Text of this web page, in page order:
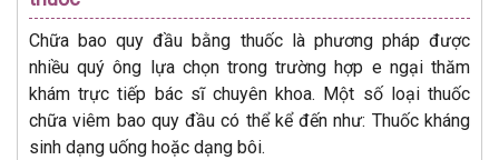
Chữa bao quy đầu bằng thuốc là phương pháp được
nhiều quý ông lựa chọn trong trường hợp e ngại thăm
khám trực tiếp bác sĩ chuyên khoa. Một số loại thuốc
chữa viêm bao quy đầu có thể kể đến như: Thuốc kháng
sinh dạng uống hoặc dạng bôi.